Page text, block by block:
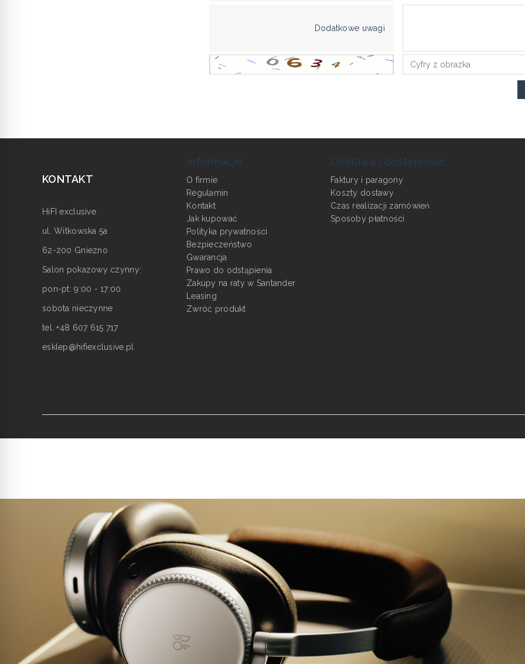
Dodatkowe uwagi
KONTAKT
HiFI exclusive
ul. Witkowska 5a
62-200 Gniezno
Salon pokazowy czynny:
pon-pt: 9:00 - 17:00
sobota nieczynne
tel. +48 607 615 717
esklep@hifiexclusive.pl
Informacje
O firmie
Regulamin
Kontakt
Jak kupować
Polityka prywatności
Bezpieczeństwo
Gwarancja
Prawo do odstąpienia
Zakupy na raty w Santander
Leasing
Zwróć produkt
Dostawa i dostępność
Faktury i paragony
Koszty dostawy
Czas realizacji zamówień
Sposoby płatności